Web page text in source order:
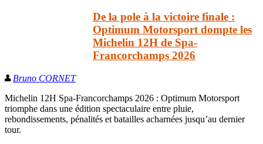
De la pole à la victoire finale :
Optimum Motorsport dompte les
Michelin 12H de Spa-
Francorchamps 2026
Bruno CORNET
Michelin 12H Spa-Francorchamps 2026 : Optimum Motorsport
triomphe dans une édition spectaculaire entre pluie,
rebondissements, pénalités et batailles acharnées jusqu’au dernier
tour.